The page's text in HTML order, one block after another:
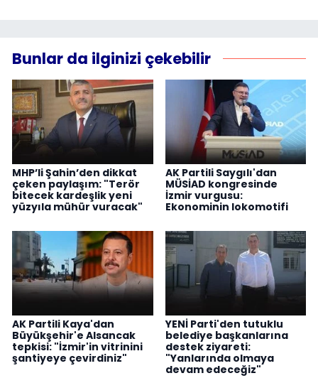
Bunlar da ilginizi çekebilir
MHP’li Şahin’den dikkat
çeken paylaşım: "Terör
bitecek kardeşlik yeni
yüzyıla mühür vuracak"
AK Partili Saygılı'dan
MÜSİAD kongresinde
İzmir vurgusu:
Ekonominin lokomotifi
AK Partili Kaya'dan
Büyükşehir'e Alsancak
tepkisi: "İzmir'in vitrinini
şantiyeye çevirdiniz"
YENİ Parti'den tutuklu
belediye başkanlarına
destek ziyareti:
"Yanlarında olmaya
devam edeceğiz"